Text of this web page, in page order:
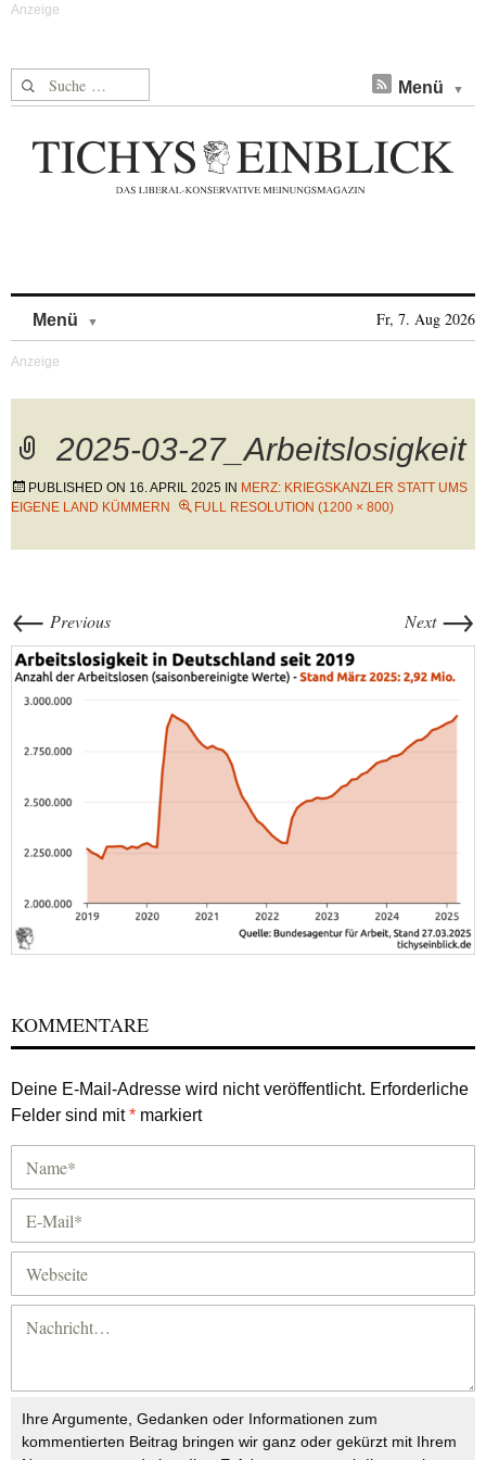
Suche nach: Menü
Menü Fr, 7. Aug 2026
2025-03-27_Arbeitslosigkeit
PUBLISHED ON 16. APRIL 2025 IN MERZ: KRIEGSKANZLER STATT UMS
EIGENE LAND KÜMMERN
FULL RESOLUTION (1200 × 800)
← Previous Next →
KOMMENTARE
Deine E-Mail-Adresse wird nicht veröffentlicht. Erforderliche
Felder sind mit* markiert
Ihre Argumente, Gedanken oder Informationen zum
kommentierten Beitrag bringen wir ganz oder gekürzt mit Ihrem